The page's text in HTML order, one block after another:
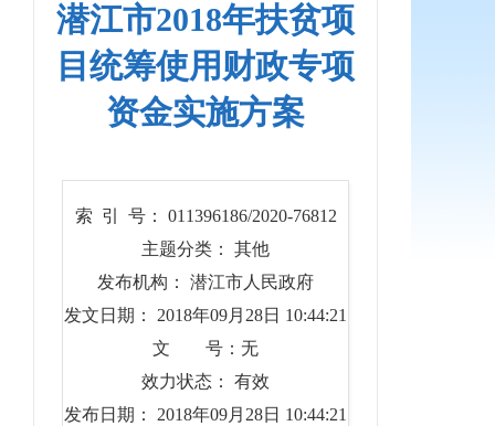
潜江市2018年扶贫项
目统筹使用财政专项
资金实施方案
索 引 号： 011396186/2020-76812
主题分类： 其他
发布机构： 潜江市人民政府
发文日期： 2018年09月28日 10:44:21
文 号：无
效力状态： 有效
发布日期： 2018年09月28日 10:44:21